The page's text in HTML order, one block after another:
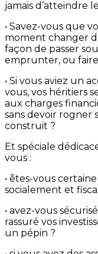
jamais d’atteindre
• Savez-vous que
moment changer
façon de passer
emprunter, ou
• Si vous aviez un
vous, vos héritiers
aux charges
sans devoir rogner
construit ?
Et spéciale
vous :
• êtes-vous
socialement et
• avez-vous
rassuré vos
un pépin ?